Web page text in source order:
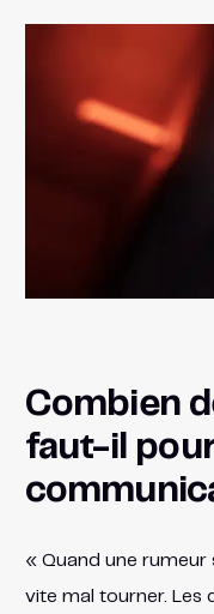
Combien
faut-il
« Quand une rumeur
vite mal tourner. Les